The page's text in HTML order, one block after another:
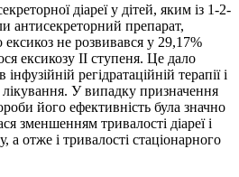
діареї у дітей, яким із 1-2-
антисекреторний препарат,
не розвивався у 29,17%
ексикозу ІІ ступеня. Це дало
регідратаційній терапії і
лікування. У випадку призначення
його ефективність була значно
зменшенням тривалості діареї і
а отже і тривалості стаціонарного